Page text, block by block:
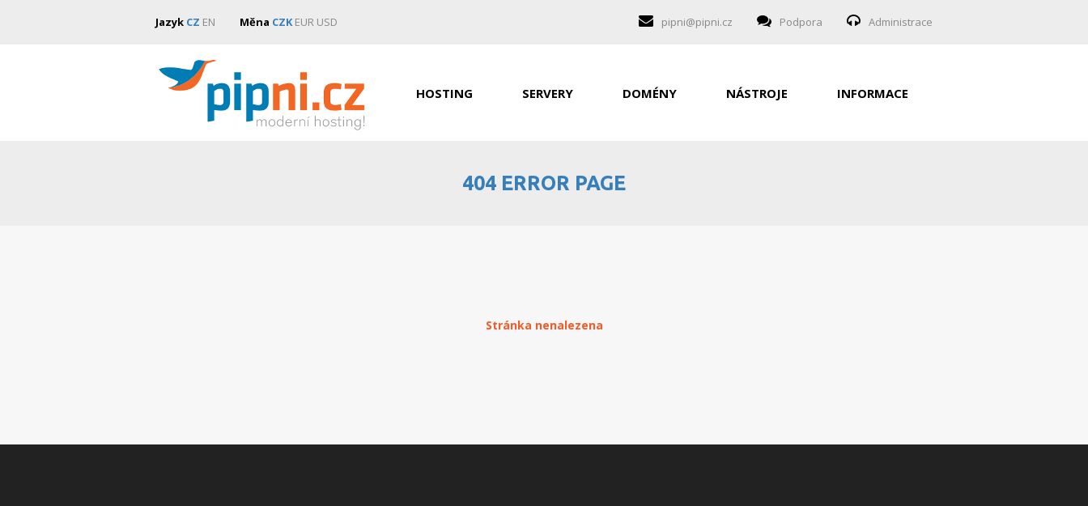
Jazyk CZ EN Měna CZK EUR USD pipni@pipni.cz Podpora Administrace
HOSTING SERVERY DOMÉNY NÁSTROJE INFORMACE
404 ERROR PAGE
Stránka nenalezena